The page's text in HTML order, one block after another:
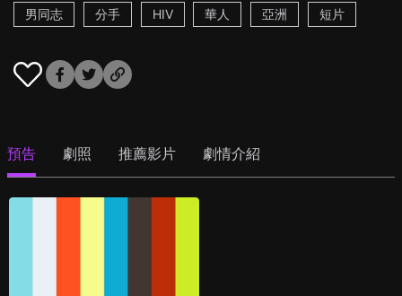
男同志
分手 HIV 華人 亞洲 短片
預告 劇照 推薦影片 劇情介紹